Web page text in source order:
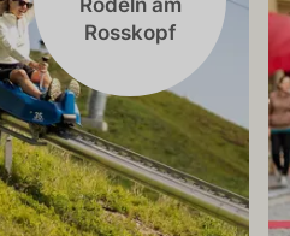
Rodeln am
Rosskopf